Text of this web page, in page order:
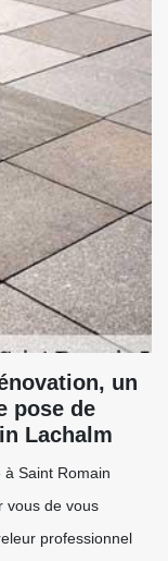
un
pose de
Lachalm
Saint Romain
vous de vous
professionnel